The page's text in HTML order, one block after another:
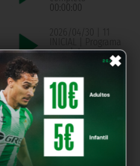
×
00:00:00
2026/04/30 | 11
INICIAL | Programa
completo
2026/04/29 | 11
INICIAL | Programa
completo
00:00:00
2026/04/28 | 11
INICIAL | Programa
completo